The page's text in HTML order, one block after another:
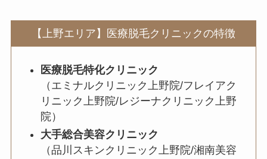
【上野エリア】医療脱毛クリニックの特徴
医療脱毛特化クリニック
（エミナルクリニック上野院/フレイアク
リニック上野院/レジーナクリニック上野
院）
大手総合美容クリニック
（品川スキンクリニック上野院/湘南美容